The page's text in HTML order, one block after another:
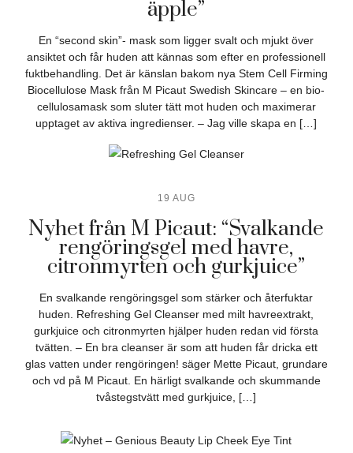
äpple”
En “second skin”- mask som ligger svalt och mjukt över
ansiktet och får huden att kännas som efter en professionell
fuktbehandling. Det är känslan bakom nya Stem Cell Firming
Biocellulose Mask från M Picaut Swedish Skincare – en bio-
cellulosamask som sluter tätt mot huden och maximerar
upptaget av aktiva ingredienser. – Jag ville skapa en […]
19 AUG
Nyhet från M Picaut: “Svalkande
rengöringsgel med havre,
citronmyrten och gurkjuice”
En svalkande rengöringsgel som stärker och återfuktar
huden. Refreshing Gel Cleanser med milt havreextrakt,
gurkjuice och citronmyrten hjälper huden redan vid första
tvätten. – En bra cleanser är som att huden får dricka ett
glas vatten under rengöringen! säger Mette Picaut, grundare
och vd på M Picaut. En härligt svalkande och skummande
tvåstegstvätt med gurkjuice, […]